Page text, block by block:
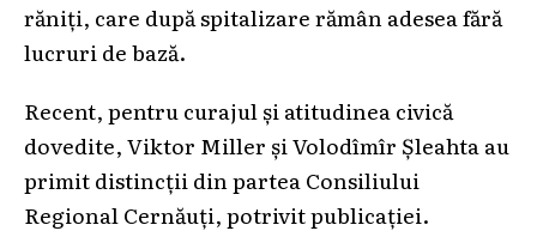
răniți, care după spitalizare rămân adesea fără
lucruri de bază.
Recent, pentru curajul și atitudinea civică
dovedite, Viktor Mіller și Volodîmîr Șleahta au
primit distincții din partea Consiliului
Regional Cernăuți, potrivit publicației.